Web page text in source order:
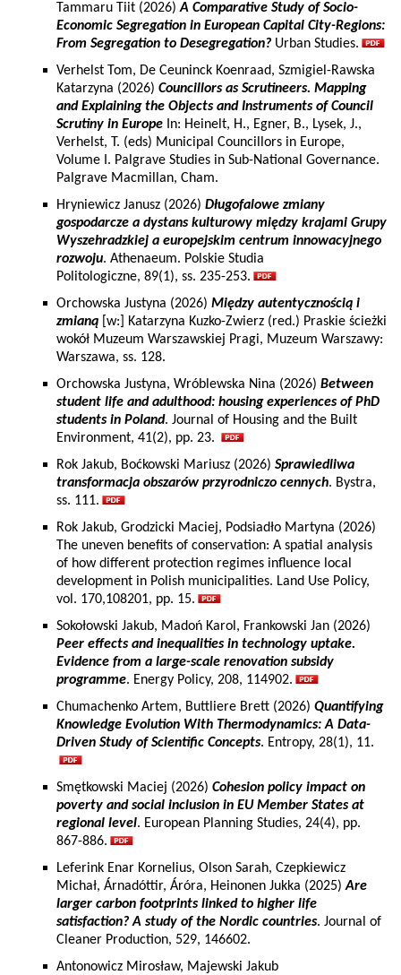
Tammaru Tiit (2026)A Comparative Study of Socio-
Economic Segregation in European Capital City-Regions:
From Segregation to Desegregation? Urban Studies.
Verhelst Tom, De Ceuninck Koenraad, Szmigiel-Rawska
Katarzyna (2026) Councillors as Scrutineers. Mapping
and Explaining the Objects and Instruments of Council
Scrutiny in Europe In: Heinelt, H., Egner, B., Lysek, J.,
Verhelst, T. (eds) Municipal Councillors in Europe,
Volume I. Palgrave Studies in Sub-National Governance.
Palgrave Macmillan, Cham.
Hryniewicz Janusz (2026) Długofalowe zmiany
gospodarcze a dystans kulturowy między krajami Grupy
Wyszehradzkiej a europejskim centrum innowacyjnego
rozwoju. Athenaeum. Polskie Studia
Politologiczne, 89(1), ss. 235-253.
Orchowska Justyna (2026) Między autentycznością i
zmianą [w:] Katarzyna Kuzko-Zwierz (red.) Praskie ścieżki
wokół Muzeum Warszawskiej Pragi, Muzeum Warszawy:
Warszawa, ss. 128.
Orchowska Justyna, Wróblewska Nina (2026) Between
student life and adulthood: housing experiences of PhD
students in Poland. Journal of Housing and the Built
Environment, 41(2), pp. 23.
Rok Jakub, Boćkowski Mariusz (2026) Sprawiedliwa
transformacja obszarów przyrodniczo cennych. Bystra,
ss. 111.
Rok Jakub, Grodzicki Maciej, Podsiadło Martyna (2026)
The uneven benefits of conservation: A spatial analysis
of how different protection regimes influence local
development in Polish municipalities. Land Use Policy,
vol. 170,108201, pp. 15.
Sokołowski Jakub, Madoń Karol, Frankowski Jan (2026)
Peer effects and inequalities in technology uptake.
Evidence from a large-scale renovation subsidy
programme. Energy Policy, 208, 114902.
Chumachenko Artem, Buttliere Brett (2026) Quantifying
Knowledge Evolution With Thermodynamics: A Data-
Driven Study of Scientific Concepts. Entropy, 28(1), 11.
Smętkowski Maciej (2026) Cohesion policy impact on
poverty and social inclusion in EU Member States at
regional level. European Planning Studies, 24(4), pp.
867-886.
Leferink Enar Kornelius, Olson Sarah, Czepkiewicz
Michał, Árnadóttir, Áróra, Heinonen Jukka (2025)Are
larger carbon footprints linked to higher life
satisfaction? A study of the Nordic countries. Journal of
Cleaner Production, 529, 146602.
Antonowicz Mirosław, Majewski Jakub